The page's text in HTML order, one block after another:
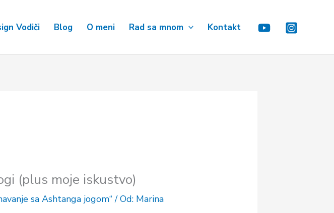
Vodiči Blog O meni Rad sa mnom Kontakt
(plus moje iskustvo)
sa Ashtanga jogom“/ Od: Marina